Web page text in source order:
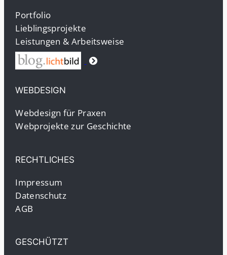
Portfolio
Lieblingsprojekte
Leistungen & Arbeitsweise
WEBDESIGN
Webdesign für Praxen
Webprojekte zur Geschichte
RECHTLICHES
Impressum
Datenschutz
AGB
GESCHÜTZT